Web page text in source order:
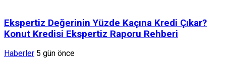
Ekspertiz Değerinin Yüzde Kaçına Kredi Çıkar?
Konut Kredisi Ekspertiz Raporu Rehberi
Haberler 5 gün önce